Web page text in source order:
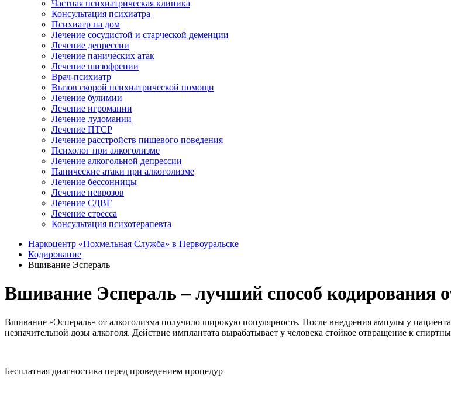
Частная психиатрическая клиника
Консультация психиатра
Психиатр на дом
Лечение сосудистой и старческой деменции
Лечение депрессии
Лечение панических атак
Лечение шизофрении
Врач-психиатр
Вызов скорой психиатрической помощи
Лечение булимии
Лечение игромании
Лечение лудомании
Лечение ПТСР
Лечение расстройств пищевого поведения
Психолог при алкоголизме
Лечение алкогольной депрессии
Панические атаки при алкоголизме
Лечение бессонницы
Лечение неврозов
Лечение СДВГ
Лечение стресса
Консультация психотерапевта
Наркоцентр «Похмельная Служба» в Первоуральске
Кодирование
Вшивание Эспераль
Вшивание Эспераль – лучший способ кодирования
Вшивание «Эспераль» от алкоголизма получило широкую популярность. После внедрения ампулы у
незначительной дозы алкоголя. Действие имплантата вырабатывает у человека стойкое отвращение к
Бесплатная диагностика перед проведением процедур